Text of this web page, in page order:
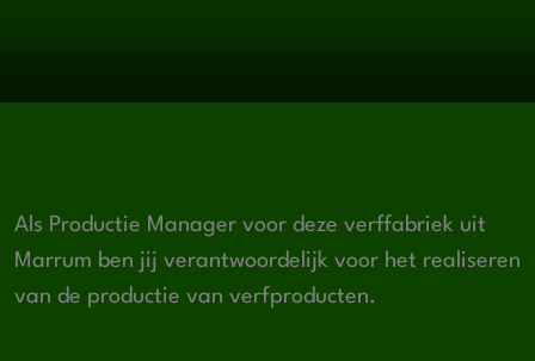
Als Productie Manager voor deze verffabriek uit
Marrum ben jij verantwoordelijk voor het realiseren
van de productie van verfproducten.